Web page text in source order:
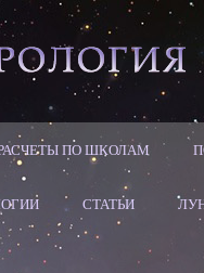
ПО ШКОЛАМ
СТАТЬИ